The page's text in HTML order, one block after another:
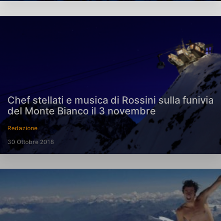
Chef stellati e musica di Rossini sulla funivia
del Monte Bianco il 3 novembre
Redazione
30 Ottobre 2018